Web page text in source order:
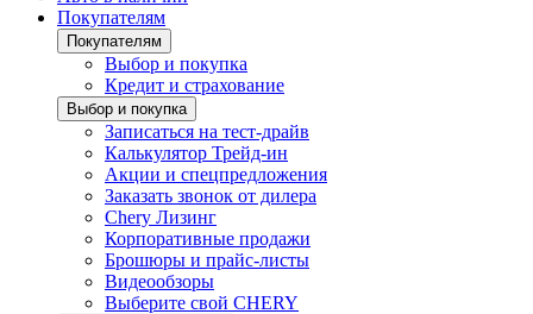
Покупателям
Покупателям
Выбор и покупка
Кредит и страхование
Выбор и покупка
Записаться на тест-драйв
Калькулятор Трейд-ин
Акции и спецпредложения
Заказать звонок от дилера
Chery Лизинг
Корпоративные продажи
Брошюры и прайс-листы
Видеообзоры
Выберите свой CHERY